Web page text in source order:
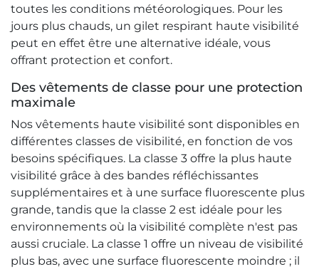
toutes les conditions météorologiques. Pour les
jours plus chauds, un gilet respirant haute visibilité
peut en effet être une alternative idéale, vous
offrant protection et confort.
Des vêtements de classe pour une protection
maximale
Nos vêtements haute visibilité sont disponibles en
différentes classes de visibilité, en fonction de vos
besoins spécifiques. La classe 3 offre la plus haute
visibilité grâce à des bandes réfléchissantes
supplémentaires et à une surface fluorescente plus
grande, tandis que la classe 2 est idéale pour les
environnements où la visibilité complète n'est pas
aussi cruciale. La classe 1 offre un niveau de visibilité
plus bas, avec une surface fluorescente moindre ; il